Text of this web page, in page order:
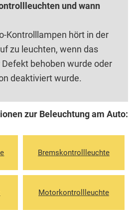
und wann
Kontrolllampen hört in der
zu leuchten, wenn das
behoben wurde oder
deaktiviert wurde.
zur Beleuchtung am Auto:
Bremskontrollleuchte
Motorkontrollleuchte